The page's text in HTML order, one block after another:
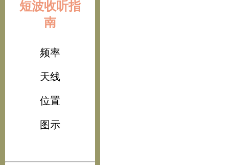
短波收听指
南
频率
天线
位置
图示